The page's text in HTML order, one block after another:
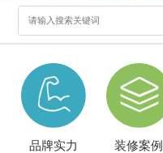
品牌实力 装修案例